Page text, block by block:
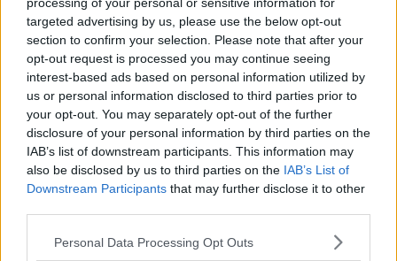
targeted advertising by us, please use the below opt-out
section to confirm your selection. Please note that after your
opt-out request is processed you may continue seeing
interest-based ads based on personal information utilized by
us or personal information disclosed to third parties prior to
your opt-out. You may separately opt-out of the further
disclosure of your personal information by third parties on the
IAB’s list of downstream participants. This information may
also be disclosed by us to third parties on the IAB’s List of
Downstream Participants that may further disclose it to other
Please note that this website/app uses one or more Google
Personal Data Processing Opt Outs
TAGGAR Allmänbildning Samtalsämnen
Föregående artikel
Hur fungerar en
Nästa artikel
Underskatta inte en grå t-